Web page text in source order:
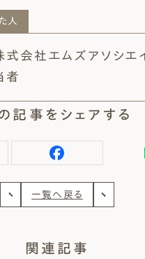
人
式会社エムズアソシエ
者
記事をシェアする
一覧へ戻る
関連記事